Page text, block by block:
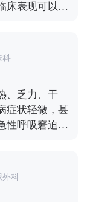
床表现可以说
发现也有部分
泻等消化系
症状为首发
统的症状为
为首发的表
肉酸痛。
科
、乏力、干
症状轻微，甚
性呼吸窘迫综
，多数患者预
外科